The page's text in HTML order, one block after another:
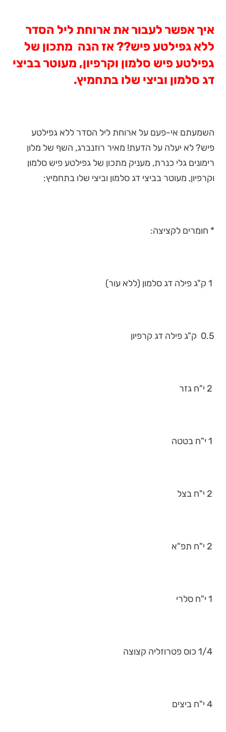
איך אפשר לעבור את ארוחת ליל הסדר
ללא גפילטע פיש?? אז הנה מתכון של
גפילטע פיש סלמון וקרפיון, מעוטר בביצי
דג סלמון וביצי שלו בתחמיץ.
השמעתם אי-פעם על ארוחת ליל הסדר ללא גפילטע
פיש? לא יעלה על הדעת! מאיר רוזנברג, השף של מלון
רימונים גלי כנרת, מעניק מתכון של גפילטע פיש סלמון
וקרפיון, מעוטר בביצי דג סלמון וביצי שלו בתחמיץ:
* חומרים לקציצה:
0.5 ק"ג פילה דג קרפיון